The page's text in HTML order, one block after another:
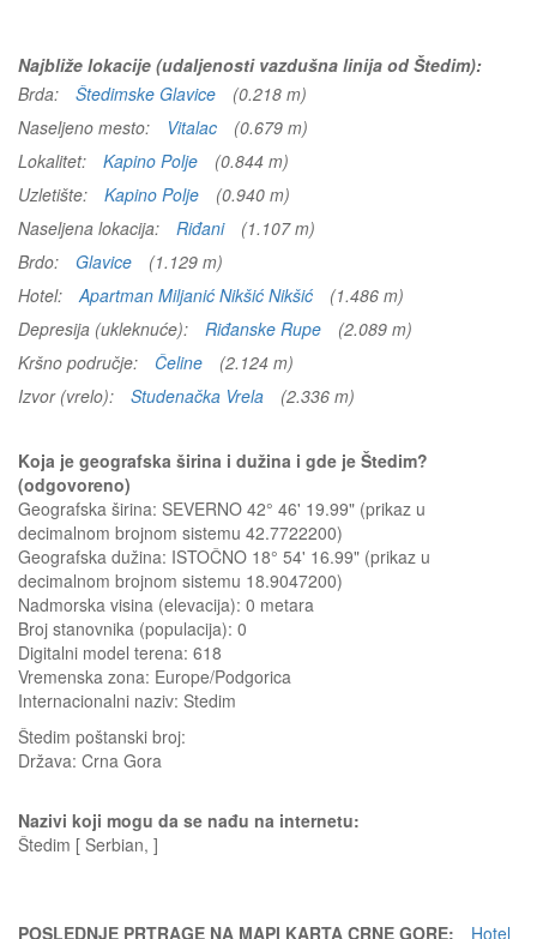
Najbliže lokacije (udaljenosti vazdušna linija od Štedim):
Brda:
Štedimske Glavice
(0.218 m)
Naseljeno mesto:
Vitalac
(0.679 m)
Lokalitet:
Kapino Polje
(0.844 m)
Uzletište:
Kapino Polje
(0.940 m)
Naseljena lokacija:
Riđani
(1.107 m)
Brdo:
Glavice
(1.129 m)
Hotel:
Apartman Miljanić Nikšić Nikšić
(1.486 m)
Depresija (ukleknuće):
Riđanske Rupe
(2.089 m)
Kršno područje:
Čeline
(2.124 m)
Izvor (vrelo):
Studenačka Vrela (2.336 m)
Koja je geografska širina i dužina i gde je Štedim?
(odgovoreno)
Geografska širina: SEVERNO 42° 46' 19.99" (prikaz u
decimalnom brojnom sistemu 42.7722200)
Geografska dužina: ISTOČNO 18° 54' 16.99" (prikaz u
decimalnom brojnom sistemu 18.9047200)
Nadmorska visina (elevacija): 0 metara
Broj stanovnika (populacija): 0
Digitalni model terena: 618
Vremenska zona: Europe/Podgorica
Internacionalni naziv: Stedim
Štedim poštanski broj:
Država: Crna Gora
Nazivi koji mogu da se nađu na internetu:
Štedim [ Serbian, ]
POSLEDNJE PRTRAGE NA MAPI KARTA CRNE GORE: Hotel